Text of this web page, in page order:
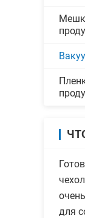
для